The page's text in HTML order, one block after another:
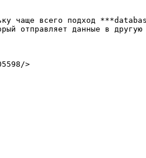
чаще всего подход
отправляет данные в